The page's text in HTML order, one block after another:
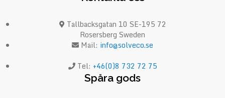
Tallbacksgatan 10 SE-195 72
Rosersberg Sweden
Mail: info@solveco.se
Tel: +46(0)8 732 72 75
Spåra gods